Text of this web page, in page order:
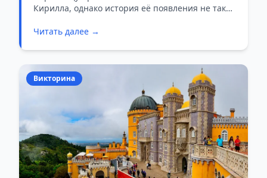
Кирилла, однако история её появления не так
действительности создал этот алфавит.
Читать далее →
Викторина